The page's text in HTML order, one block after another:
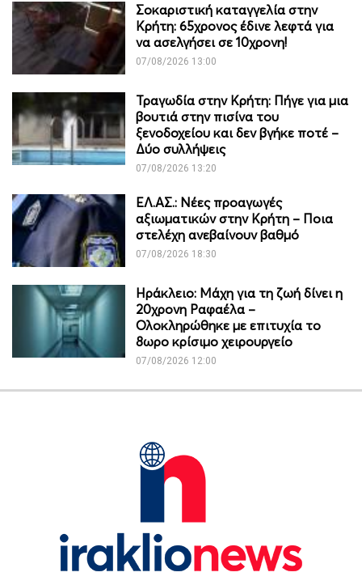
Σοκαριστική καταγγελία στην
Κρήτη: 65χρονος έδινε λεφτά για
να ασελγήσει σε 10χρονη!
07/08/2026 13:00
Τραγωδία στην Κρήτη: Πήγε για μια
βουτιά στην πισίνα του
ξενοδοχείου και δεν βγήκε ποτέ –
Δύο συλλήψεις
07/08/2026 13:20
ΕΛ.ΑΣ.: Νέες προαγωγές
αξιωματικών στην Κρήτη – Ποια
στελέχη ανεβαίνουν βαθμό
07/08/2026 18:30
Ηράκλειο: Μάχη για τη ζωή δίνει η
20χρονη Ραφαέλα –
Ολοκληρώθηκε με επιτυχία το
8ωρο κρίσιμο χειρουργείο
07/08/2026 12:00